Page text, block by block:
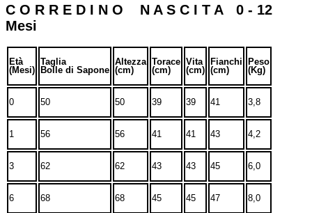
C O R R E D I N O N A S C I T A 0 - 12
Mesi
Età
(Mesi)
Taglia
Bolle di Sapone
Altezza
(cm)
Torace
(cm)
Vita
(cm)
Fianchi
(cm)
Peso
(Kg)
0 50 50 39 39 41 3,8
1 56 56 41 41 43 4,2
3 62 62 43 43 45 6,0
6 68 68 45 45 47 8,0